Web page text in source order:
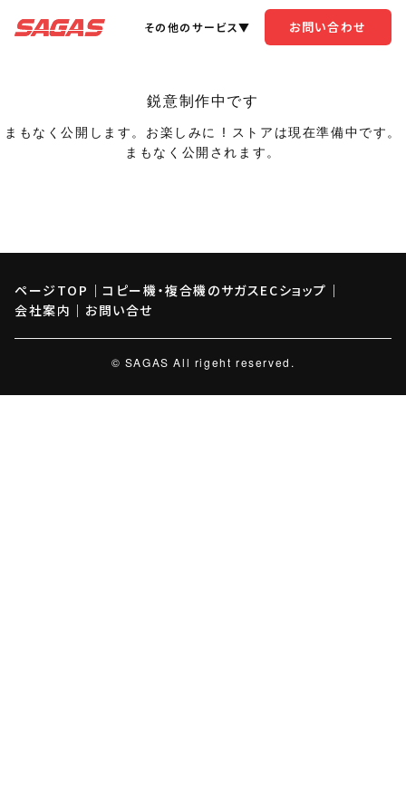
その他のサービス▼ お問い合わせ
鋭意制作中です
まもなく公開します。お楽しみに ! ストアは現在準備中です。
まもなく公開されます。
ページTOP ｜コピー機・複合機のサガスECショップ ｜
会社案内 ｜ お問い合せ
© SAGAS All rigeht reserved.